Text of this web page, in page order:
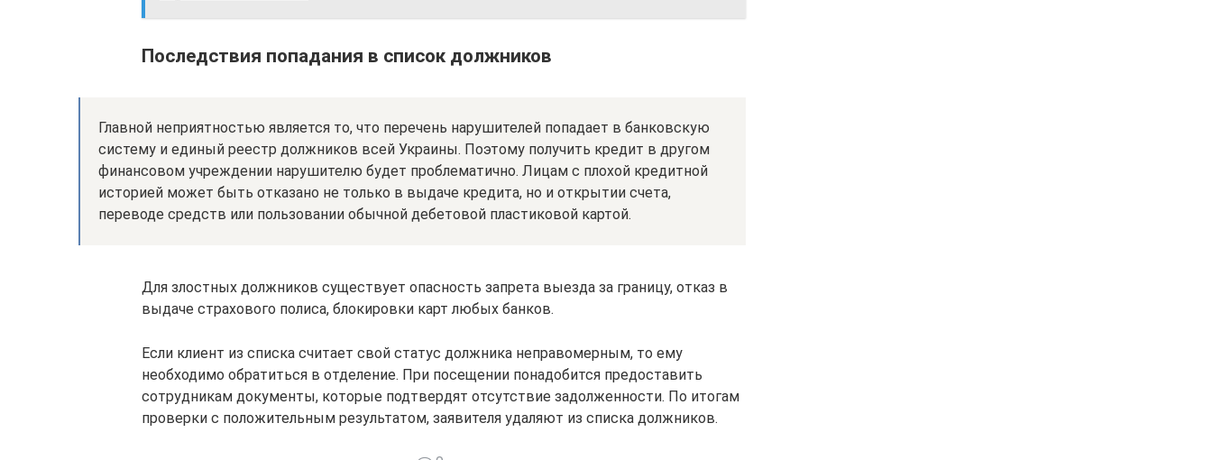
Последствия попадания в список должников
Главной неприятностью является то, что перечень нарушителей попадает в банковскую
систему и единый реестр должников всей Украины. Поэтому получить кредит в другом
финансовом учреждении нарушителю будет проблематично. Лицам с плохой кредитной
историей может быть отказано не только в выдаче кредита, но и открытии счета,
переводе средств или пользовании обычной дебетовой пластиковой картой.
Для злостных должников существует опасность запрета выезда за границу, отказ в
выдаче страхового полиса, блокировки карт любых банков.
Если клиент из списка считает свой статус должника неправомерным, то ему
необходимо обратиться в отделение. При посещении понадобится предоставить
сотрудникам документы, которые подтвердят отсутствие задолженности. По итогам
проверки с положительным результатом, заявителя удаляют из списка должников.